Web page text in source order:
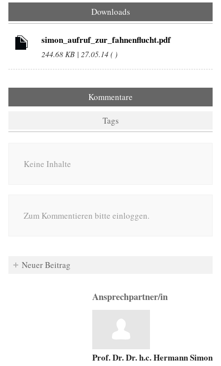
Downloads
simon_aufruf_zur_fahnenflucht.pdf
244.68 KB | 27.05.14 ( )
Kommentare
Tags
Keine Inhalte
Zum Kommentieren bitte einloggen.
Neuer Beitrag
Ansprechpartner/in
Prof. Dr. Dr. h.c. Hermann Simon